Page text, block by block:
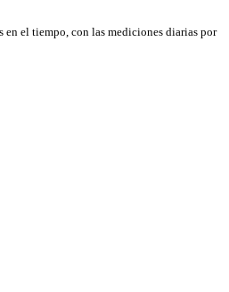
el tiempo, con las mediciones diarias por